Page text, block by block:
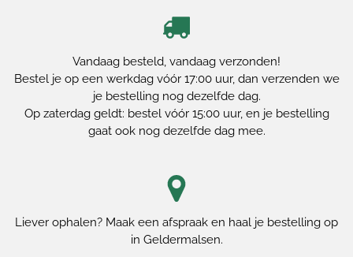
Vandaag besteld, vandaag verzonden!
Bestel je op een werkdag vóór 17:00 uur, dan verzenden we
je bestelling nog dezelfde dag.
Op zaterdag geldt: bestel vóór 15:00 uur, en je bestelling
gaat ook nog dezelfde dag mee.
Liever ophalen? Maak een afspraak en haal je bestelling op
in Geldermalsen.